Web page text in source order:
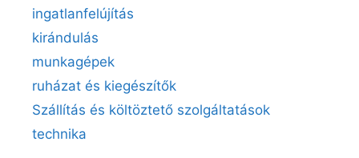
ingatlanfelújítás
kirándulás
munkagépek
ruházat és kiegészítők
Szállítás és költöztető szolgáltatások
technika